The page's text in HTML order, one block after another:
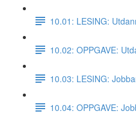
10.01: LESING:
10.02: OPPGAVE:
10.03: LESING:
10.04: OPPGAVE: